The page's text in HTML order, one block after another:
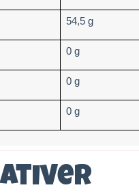
54,5 g
0 g
0 g
0 g